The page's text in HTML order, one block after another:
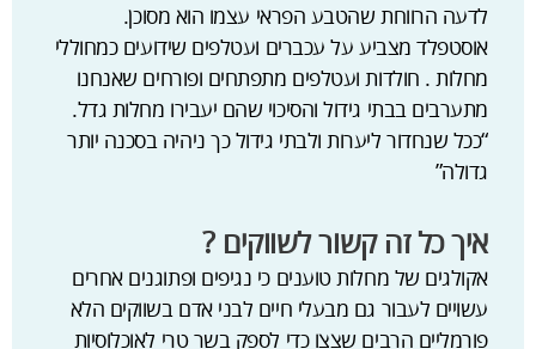
לדעה הרווחת שהטבע הפראי עצמו הוא מסוכן.
אוסטפלד מצביע על עכברים ועטלפים שידועים כמחוללי
מחלות . חולדות ועטלפים מתפתחים ופורחים שאנחנו
מתערבים בבתי גידול והסיכוי שהם יעבירו מחלות גדל.
“ככל שנחדור ליערות ולבתי גידול כך ניהיה בסכנה יותר
גדולה”
איך כל זה קשור לשווקים ?
אקולגים של מחלות טוענים כי נגיפים ופתוגנים אחרים
עשויים לעבור גם מבעלי חיים לבני אדם בשווקים הלא
פורמליים הרבים שצצו כדי לספק בשר טרי לאוכלוסיות